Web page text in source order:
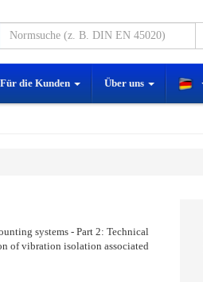
Für die Kunden Über uns
systems - Part 2: Technical
of vibration isolation associated